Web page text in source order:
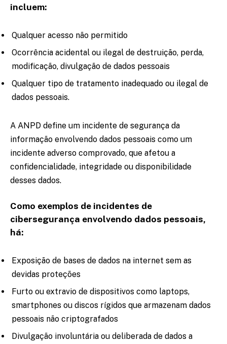
incluem:
Qualquer acesso não permitido
Ocorrência acidental ou ilegal de destruição, perda,
modificação, divulgação de dados pessoais
Qualquer tipo de tratamento inadequado ou ilegal de
dados pessoais.
A ANPD define um incidente de segurança da
informação envolvendo dados pessoais como um
incidente adverso comprovado, que afetou a
confidencialidade, integridade ou disponibilidade
desses dados.
Como exemplos de incidentes de
cibersegurança envolvendo dados pessoais,
há:
Exposição de bases de dados na internet sem as
devidas proteções
Furto ou extravio de dispositivos como laptops,
smartphones ou discos rígidos que armazenam dados
pessoais não criptografados
Divulgação involuntária ou deliberada de dados a